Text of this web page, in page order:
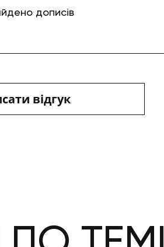
дописів
відгук